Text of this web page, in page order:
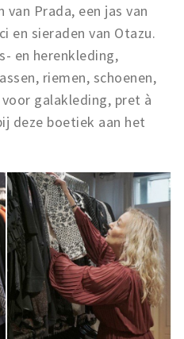
Prada, een jas van
en sieraden van Otazu.
en herenkleding,
riemen, schoenen,
galakleding, pret à
deze boetiek aan het